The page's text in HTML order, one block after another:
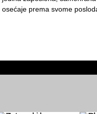
osećaje prema svome